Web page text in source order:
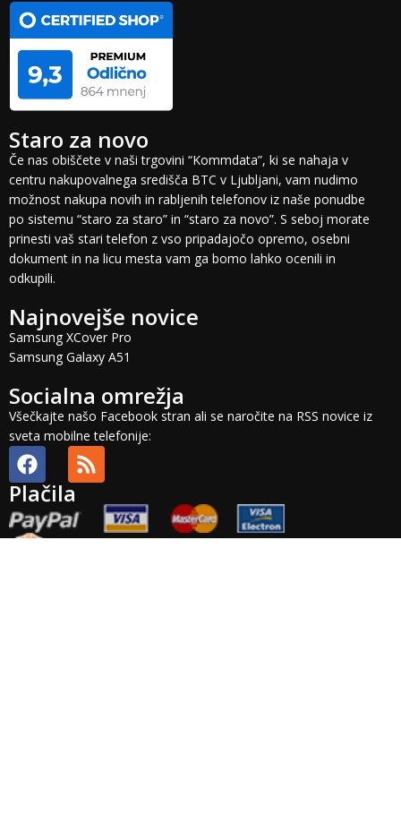
Staro za novo
Če nas obiščete v naši trgovini “Kommdata”, ki se nahaja v
centru nakupovalnega središča BTC v Ljubljani, vam nudimo
možnost nakupa novih in rabljenih telefonov iz naše ponudbe
po sistemu “staro za staro” in “staro za novo”. S seboj morate
prinesti vaš stari telefon z vso pripadajočo opremo, osebni
dokument in na licu mesta vam ga bomo lahko ocenili in
odkupili.
Najnovejše novice
Samsung XCover Pro
Samsung Galaxy A51
Socialna omrežja
Všečkajte našo Facebook stran ali se naročite na RSS novice iz
sveta mobilne telefonije:
Plačila